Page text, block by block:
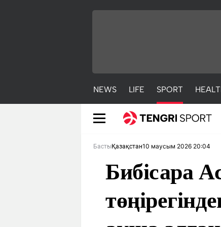
NEWS LIFE SPORT
БастыҚазақстан10 маусым 2026 20:04
Бибісара